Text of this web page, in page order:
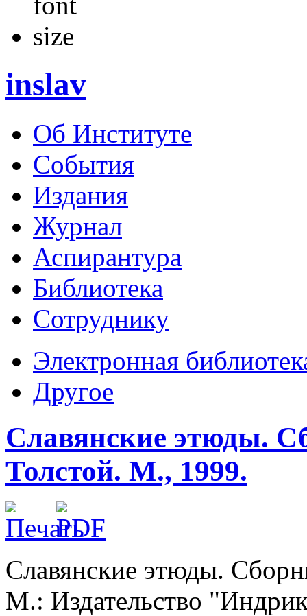
inslav
Об Институте
События
Издания
Журнал
Аспирантура
Библиотека
Сотруднику
Электронная
Другое
Славянские этюды.
Толстой. М., 1999.
Славянские этюды.
М.: Издательство